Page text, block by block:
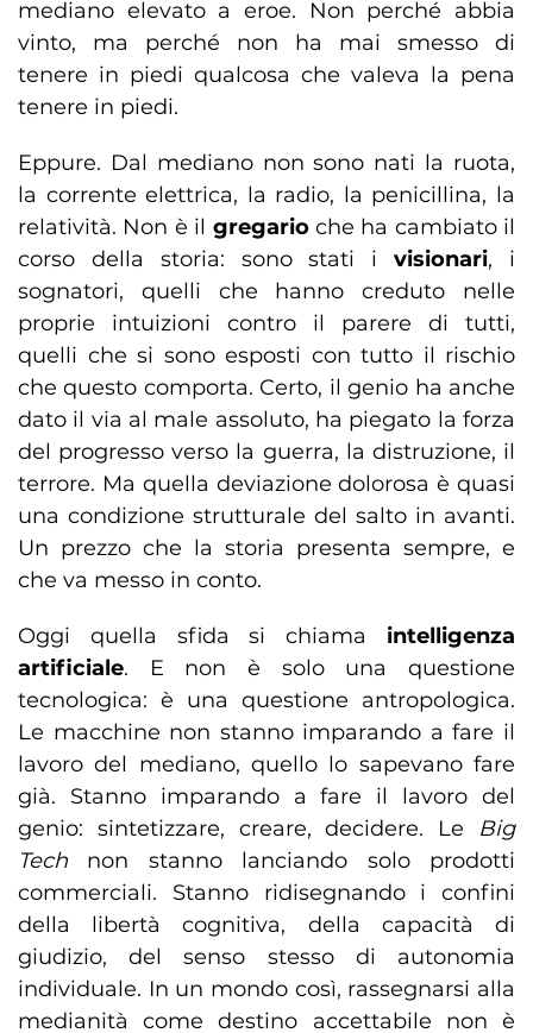
mediano elevato a eroe. Non perché abbia
vinto, ma perché non ha mai smesso di
tenere in piedi qualcosa che valeva la pena
tenere in piedi.
Eppure. Dal mediano non sono nati la ruota,
la corrente elettrica, la radio, la penicillina, la
relatività. Non è il gregario che ha cambiato il
corso della storia: sono stati ivisionari, i
sognatori, quelli che hanno creduto nelle
proprie intuizioni contro il parere di tutti,
quelli che si sono esposti con tutto il rischio
che questo comporta. Certo, il genio ha anche
dato il via al male assoluto, ha piegato la forza
del progresso verso la guerra, la distruzione, il
terrore. Ma quella deviazione dolorosa è quasi
una condizione strutturale del salto in avanti.
Un prezzo che la storia presenta sempre, e
che va messo in conto.
Oggi quella sfida si chiama intelligenza
artificiale. E non è solo una questione
tecnologica: è una questione antropologica.
Le macchine non stanno imparando a fare il
lavoro del mediano, quello lo sapevano fare
già. Stanno imparando a fare il lavoro del
genio: sintetizzare, creare, decidere. Le Big
Tech non stanno lanciando solo prodotti
commerciali. Stanno ridisegnando i confini
della libertà cognitiva, della capacità di
giudizio, del senso stesso di autonomia
individuale. In un mondo così, rassegnarsi alla
medianità come destino accettabile non è